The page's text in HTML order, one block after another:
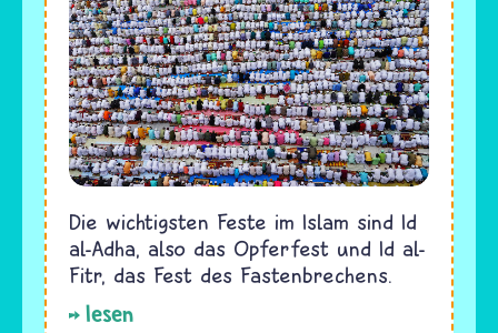
Die wichtigsten Feste im Islam sind Id
al-Adha, also das Opferfest und Id al-
Fitr, das Fest des Fastenbrechens.
lesen